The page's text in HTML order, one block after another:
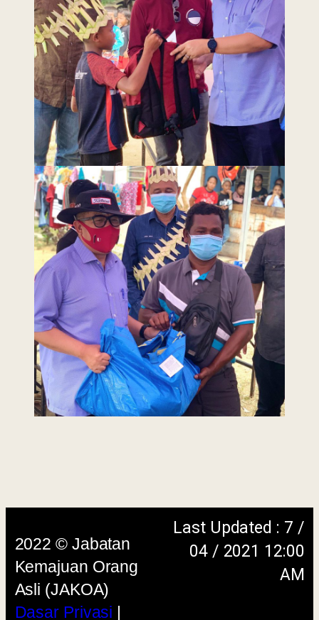
2022 © Jabatan
Kemajuan Orang
Asli (JAKOA)
Dasar Privasi
Dasar
Keselamatan|
Penafian|Peta
Laman
Last Updated : 7 /
04 / 2021 12:00
AM
browser versi terkini dengan